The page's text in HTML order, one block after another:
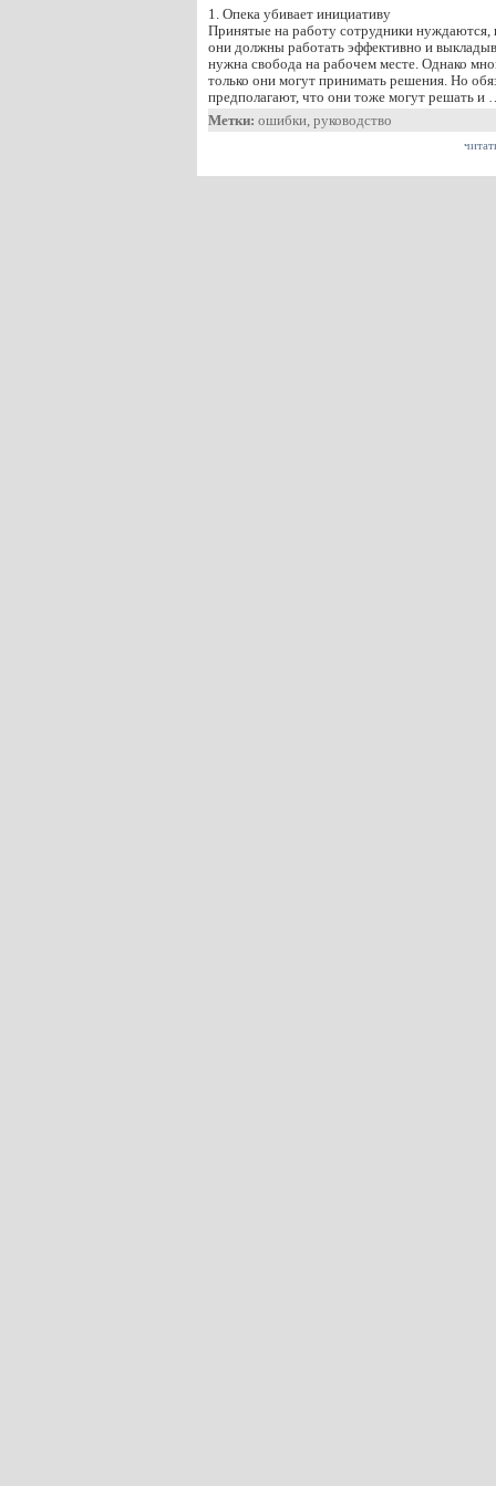
1. Опека убивает инициативу
Принятые на работу сотрудники нуждаются,
они должны работать эффективно и
нужна свобода на рабочем месте. Однако
только они могут принимать решения. Но
предполагают, что они тоже могут решать и
Метки: ошибки, руководство